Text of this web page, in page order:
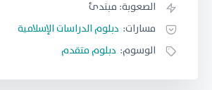
الصعوبة: مبتدئ
مسارات: دبلوم الدراسات الإسلامية
الوسوم: دبلوم متقدم